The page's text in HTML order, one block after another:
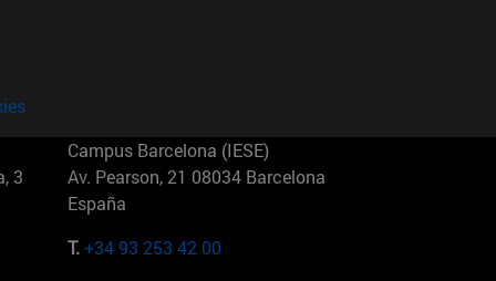
3
Campus Barcelona (IESE)
Av. Pearson, 21 08034 Barcelona
España
T.+34 93 253 42 00